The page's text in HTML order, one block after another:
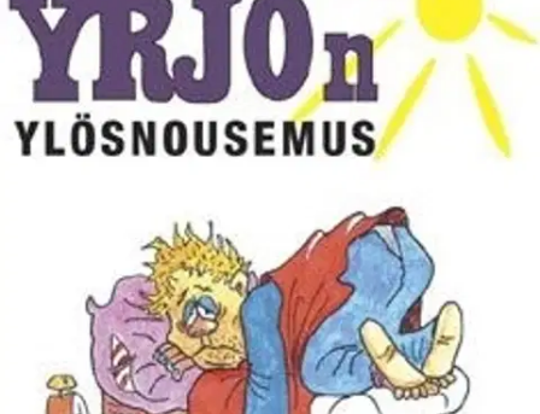
Ei saatavilla
Tuotekuvaus
Toimittaja, kirjailija ja pakinoitsija Erkki Kanerva - alias nimimerkki
Jammu - on julkaissut suosittuja Yrjö-kirjojaan jo vuodesta 1969
lähtien, parhaina vuosina tämän todellisen kansanmiehen seikkailuja
on myyty jopa 60.000 kappaletta! Yrjön hersyvän humoristisia
tarinoita julkaistaan myös useissa sanoma- ja aikakauslehdissä.
Viime vuonna tekijän laiskuuden ym. johdosta Yrjön ystävät jäivät
kaipaamaan kirjaa, mutta nyt uuden tulemisen kunniaksi teos
julkaistaan kovakantisena ja sidottuna.Lukijoiden pyynnöstä
ilmestyvä Yrjön ylösnousemus sisältää 70 pakinaa, jokaiseen liittyy
myös tekijän kynäilemä piirros.